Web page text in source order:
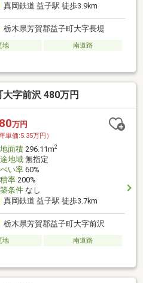
真岡鉄道 益子駅 徒歩3.9km
栃木県芳賀郡益子町大字長堤
地
南道路
字前沢 480万円
万円
坪単価:5.35万円）
面積296.11m2
地域無指定
い率60%
率200%
条件なし
真岡鉄道 益子駅 徒歩3.7km
栃木県芳賀郡益子町大字前沢
地
南道路